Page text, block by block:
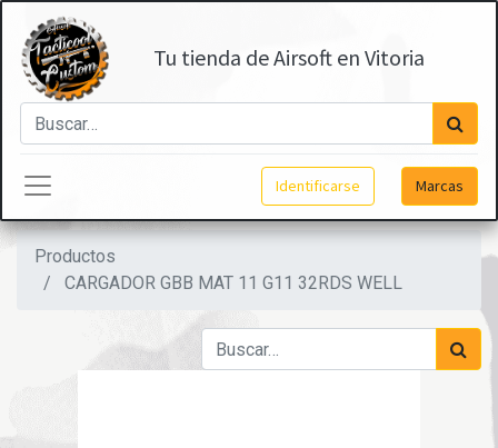
Tu tienda de Airsoft en Vitoria
Identificarse Marcas
Productos
CARGADOR GBB MAT 11 G11 32RDS WELL